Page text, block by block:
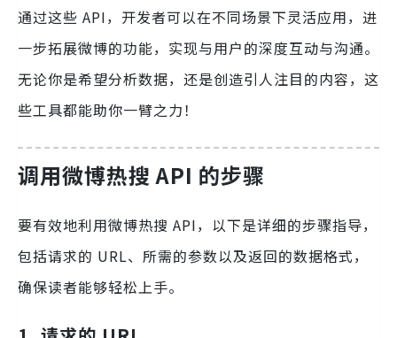
通过这些 API，开发者可以在不同场景下灵活应用，进
一步拓展微博的功能，实现与用户的深度互动与沟通。
无论你是希望分析数据，还是创造引人注目的内容，这
些工具都能助你一臂之力！
调用微博热搜 API 的步骤
要有效地利用微博热搜 API，以下是详细的步骤指导，
包括请求的 URL、所需的参数以及返回的数据格式，
确保读者能够轻松上手。